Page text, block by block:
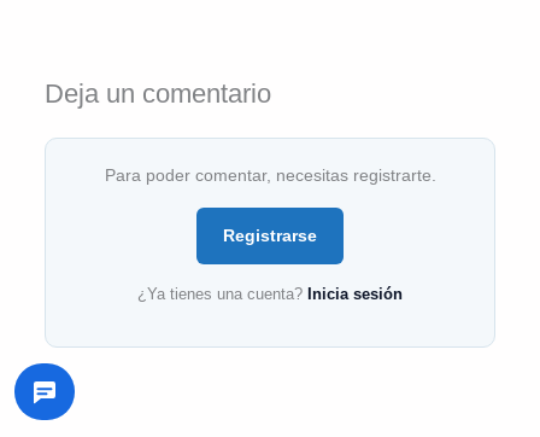
Deja un comentario
Para poder comentar, necesitas registrarte.
Registrarse
¿Ya tienes una cuenta? Inicia sesión